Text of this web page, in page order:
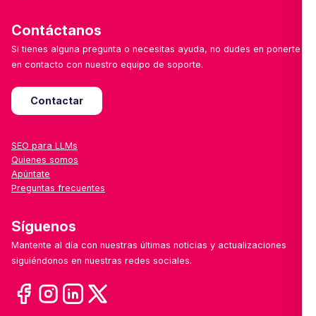
Contáctanos
Si tienes alguna pregunta o necesitas ayuda, no dudes en ponerte
en contacto con nuestro equipo de soporte.
Contactar
SEO para LLMs
Quienes somos
Apúntate
Preguntas frecuentes
Síguenos
Mantente al día con nuestras últimas noticias y actualizaciones
siguiéndonos en nuestras redes sociales.